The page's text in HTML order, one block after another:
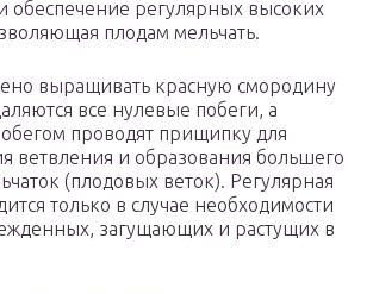
обеспечение регулярных высоких
плодам мельчать.
выращивать красную смородину
все нулевые побеги, а
проводят прищипку для
ветвления и образования большего
(плодовых веток). Регулярная
только в случае необходимости
загущающих и растущих в